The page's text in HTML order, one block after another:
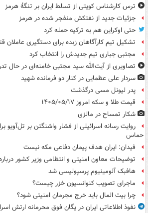
ترس کارشناس کویتی از تسلط ایران بر تنگۀ هرمز
جزئیات جدید از نفتکش منفجر شده در هرمز
حتی اوکراین هم به ترکیه حمله کرد
تشکیل تیم کارآگاهان زبده برای دستگیری عاملان
مجتبی جباری تیم جدیدش را انتخاب کرد
تصاویری از آیت‌الله سید مجتبی خامنه‌ای در حال
سردار علی عظمایی در کنار دو فرمانده شهید
پدر لیونل مسی درگذشت
قیمت طلا و سکه امروز ۱۴۰۵/۰۵/۱۷
شکار تمساح در مالزی
روایت رسانه اسرائیلی از فشار واشنگتن بر
حماس
فیدان: ایران هدف پیمان دفاعی مکه نیست
توضیحات معاون امنیتی و انتظامی وزیر کشور
هافبک آلومینیوم پرسپولیسی شد
ماجرای تصویب کنوانسیون خزر چیست؟
چرا بیت المال باید خرج مجرمان امنیتی شود؟
نفوذ اطلاعاتی ایران در یگان فوق محرمانه ارتش